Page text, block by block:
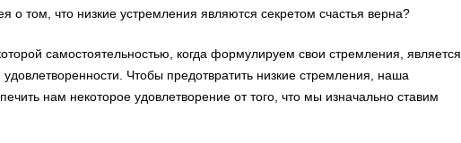
о том, что низкие устремления являются секретом счастья верна?
самостоятельностью, когда формулируем свои стремления, является
удовлетворенности. Чтобы предотвратить низкие стремления, наша
нам некоторое удовлетворение от того, что мы изначально ставим